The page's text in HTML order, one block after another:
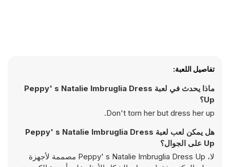
تفاصيل اللعبة:
ماذا يحدث في لعبة Peppy' s Natalie Imbruglia Dress
Up؟
Don't torn her but dress her up.
هل يمكن لعب لعبة Peppy' s Natalie Imbruglia Dress
Up على الجوال؟
لا، Peppy' s Natalie Imbruglia Dress Up مصممة لأجهزة